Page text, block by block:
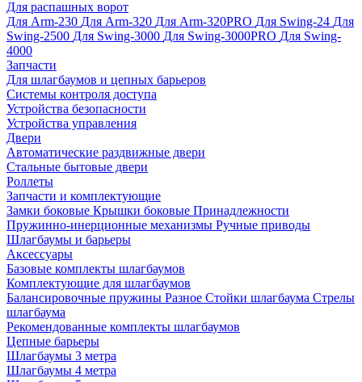
Для распашных ворот
Для Arm-230 Для Arm-320 Для Arm-320PRO Для Swing-24 Для
Swing-2500 Для Swing-3000 Для Swing-3000PRO Для Swing-
4000
Запчасти
Для шлагбаумов и цепных барьеров
Системы контроля доступа
Устройства безопасности
Устройства управления
Двери
Автоматические раздвижные двери
Стальные бытовые двери
Роллеты
Запчасти и комплектующие
Замки боковые Крышки боковые Принадлежности
Пружинно-инерционные механизмы Ручные приводы
Шлагбаумы и барьеры
Аксессуары
Базовые комплекты шлагбаумов
Комплектующие для шлагбаумов
Балансировочные пружины Разное Стойки шлагбаума Стрелы
шлагбаума
Рекомендованные комплекты шлагбаумов
Цепные барьеры
Шлагбаумы 3 метра
Шлагбаумы 4 метра